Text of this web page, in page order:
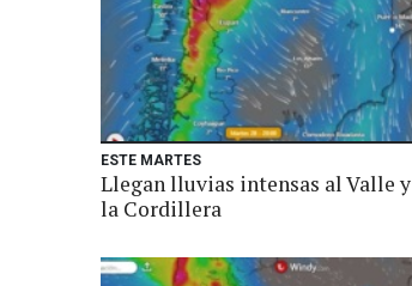
ESTE MARTES
Llegan lluvias intensas al Valle y
la Cordillera